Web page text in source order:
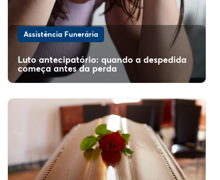
Assistência Funerária
Luto antecipatório: quando a despedida
começa antes da perda